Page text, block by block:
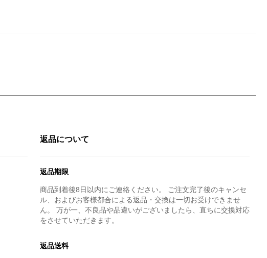
返品について
返品期限
商品到着後8日以内にご連絡ください。 ご注文完了後のキャンセ
ル、およびお客様都合による返品・交換は一切お受けできませ
ん。 万が一、不良品や品違いがございましたら、直ちに交換対応
をさせていただきます。
返品送料